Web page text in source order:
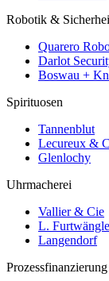
Robotik &
Quarero
Darlot
Boswau +
Spirituosen
Tannenblut
Lecureux &
Glenlochy
Uhrmacherei
Vallier & Cie
L.
Langendorf
Prozessfinanzierung